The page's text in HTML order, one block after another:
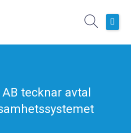
tecknar avtal